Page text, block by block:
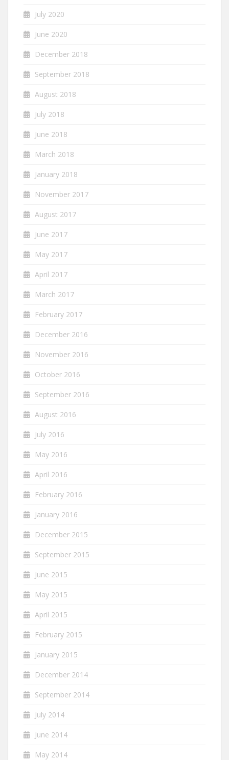
July 2020
June 2020
December 2018
September 2018
August 2018
July 2018
June 2018
March 2018
January 2018
November 2017
August 2017
June 2017
May 2017
April 2017
March 2017
February 2017
December 2016
November 2016
October 2016
September 2016
August 2016
July 2016
May 2016
April 2016
February 2016
January 2016
December 2015
September 2015
June 2015
May 2015
April 2015
February 2015
January 2015
December 2014
September 2014
July 2014
June 2014
May 2014